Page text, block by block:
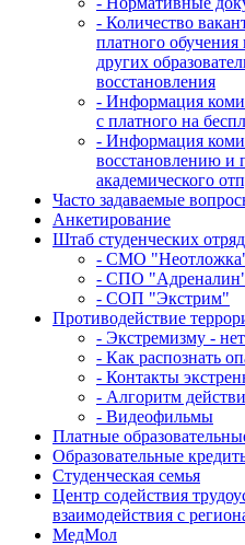
- Количество
платного обучения
других
восстановления
- Информация
с платного на
- Информация
восстановлению и
академического
Часто задаваемые
Анкетирование
Штаб студенческих
- СМО
- СПО
- СОП "Экстрим"
Противодействие
- Экстремизму -
- Как распознать
- Контакты
- Алгоритм
- Видеофильмы
Платные
Образовательные
Студенческая семья
Центр содействия
взаимодействия с
МедМол